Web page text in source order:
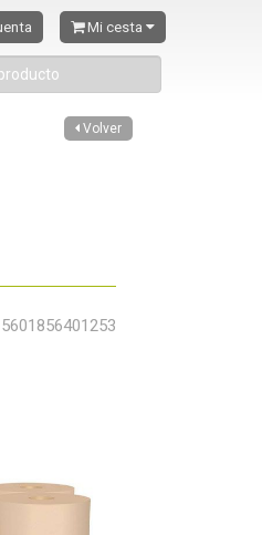
Mi cesta
Volver